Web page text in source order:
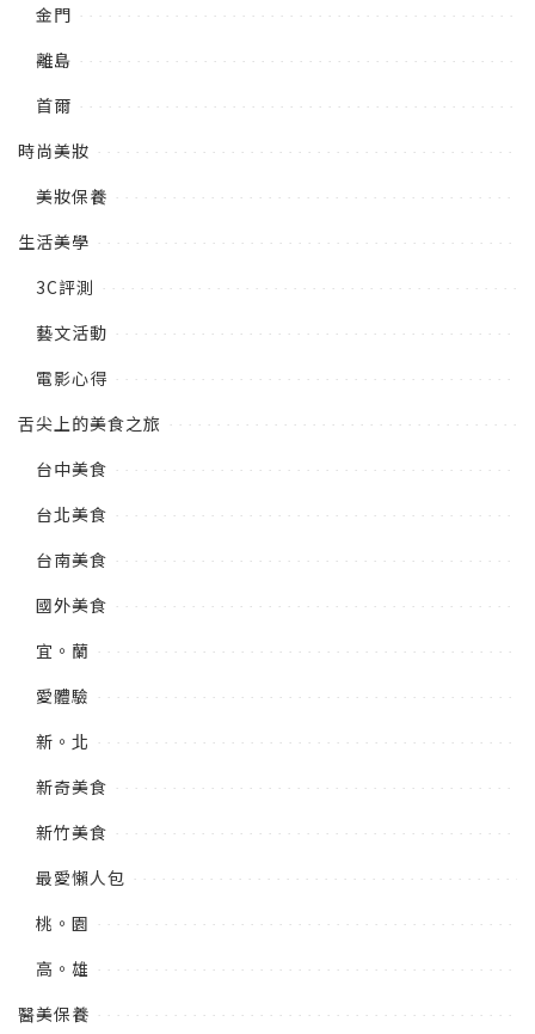
金門
離島
首爾
時尚美妝
美妝保養
生活美學
3C評測
藝文活動
電影心得
舌尖上的美食之旅
台中美食
台北美食
台南美食
國外美食
宜。蘭
愛體驗
新。北
新奇美食
新竹美食
最愛懶人包
桃。園
高。雄
醫美保養